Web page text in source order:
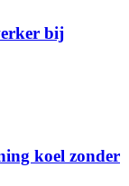
bij
koel zonder